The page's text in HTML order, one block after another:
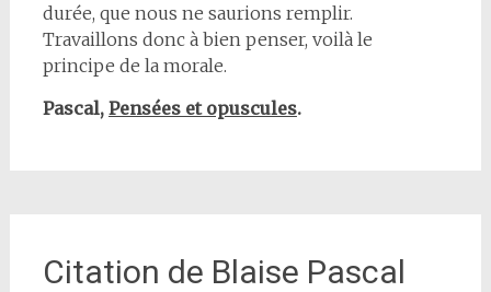
durée, que nous ne saurions remplir.
Travaillons donc à bien penser, voilà le
principe de la morale.
Pascal, Pensées et opuscules.
Citation de Blaise Pascal